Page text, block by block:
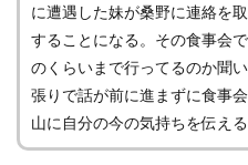
に遭遇した妹が桑野に連絡を
することになる。その食事会
のくらいまで行ってるのか聞
張りで話が前に進まずに食事
山に自分の今の気持ちを伝える